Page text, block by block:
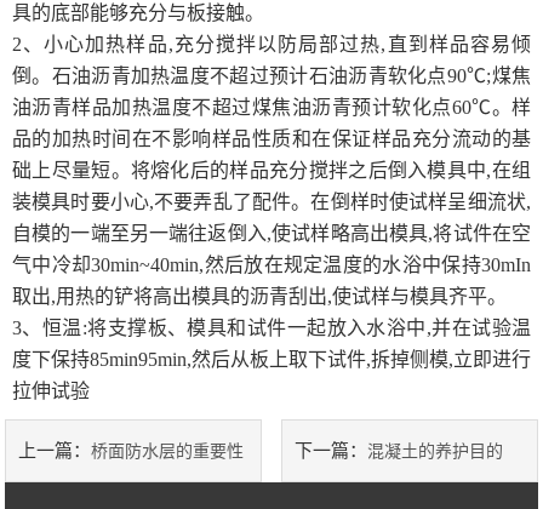
土工类试验仪器
建筑节能类试验仪器
塑料管材检测试验机
具的底部能够充分与板接触。
2、小心加热样品,充分搅拌以防局部过热,直到样品容易倾
倒。石油沥青加热温度不超过预计石油沥青软化点90℃;煤焦
油沥青样品加热温度不超过煤焦油沥青预计软化点60℃。样
品的加热时间在不影响样品性质和在保证样品充分流动的基
础上尽量短。将熔化后的样品充分搅拌之后倒入模具中,在组
装模具时要小心,不要弄乱了配件。在倒样时使试样呈细流状,
自模的一端至另一端往返倒入,使试样略高出模具,将试件在空
气中冷却30min~40min,然后放在规定温度的水浴中保持30mIn
取出,用热的铲将高出模具的沥青刮出,使试样与模具齐平。
3、 恒温:将支撑板、模具和试件一起放入水浴中,并在试验温
度下保持85min95min,然后从板上取下试件,拆掉侧模,立即进行
拉伸试验
上一篇：桥面防水层的重要性 下一篇： 混凝土的养护目的